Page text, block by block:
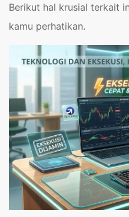
Berikut hal krusial terkait
kamu perhatikan.